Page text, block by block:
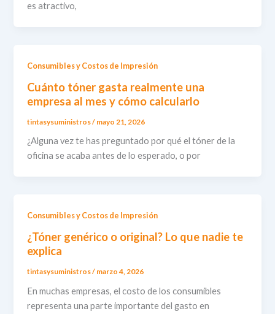
es atractivo,
Consumibles y Costos de Impresión
Cuánto tóner gasta realmente una
empresa al mes y cómo calcularlo
tintasysuministros/ mayo 21, 2026
¿Alguna vez te has preguntado por qué el tóner de la
oficina se acaba antes de lo esperado, o por
Consumibles y Costos de Impresión
¿Tóner genérico o original? Lo que nadie te
explica
tintasysuministros/ marzo 4, 2026
En muchas empresas, el costo de los consumibles
representa una parte importante del gasto en